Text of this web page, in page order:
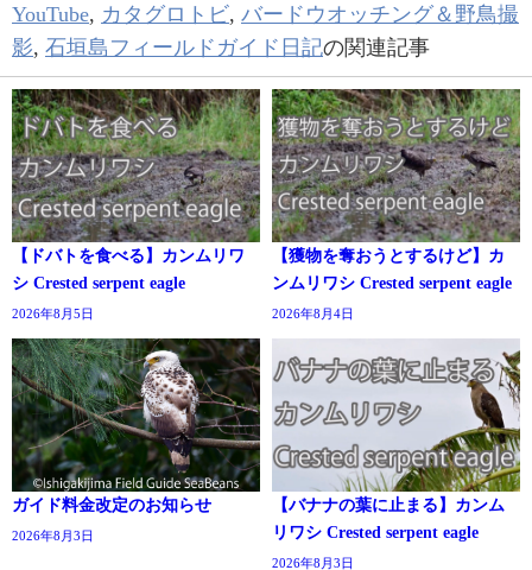
YouTube, カタグロトビ, バードウオッチング＆野鳥撮
影, 石垣島フィールドガイド日記の関連記事
【ドバトを食べる】カンムリワ
シ Crested serpent eagle
2026年8月5日
【獲物を奪おうとするけど】カ
ンムリワシ Crested serpent eagle
2026年8月4日
ガイド料金改定のお知らせ
2026年8月3日
【バナナの葉に止まる】カンム
リワシ Crested serpent eagle
2026年8月3日